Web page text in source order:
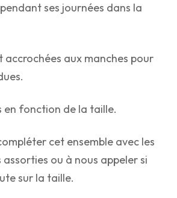
ses journées dans la
accrochées aux manches pour
en fonction de la taille.
cet ensemble avec les
ou à nous appeler si
sur la taille.